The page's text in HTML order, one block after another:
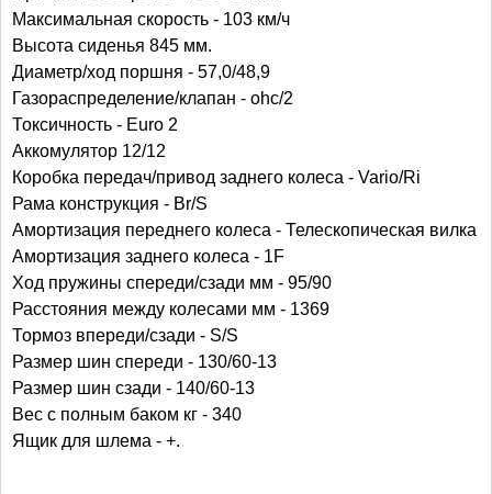
Максимальная скорость - 103 км/ч
Высота сиденья 845 мм.
Диаметр/ход поршня - 57,0/48,9
Газораспределение/клапан - ohc/2
Токсичность - Euro 2
Аккомулятор 12/12
Коробка передач/привод заднего колеса - Vario/Ri
Рама конструкция - Br/S
Амортизация переднего колеса - Телескопическая вилка
Амортизация заднего колеса - 1F
Ход пружины спереди/сзади мм - 95/90
Расстояния между колесами мм - 1369
Тормоз впереди/сзади - S/S
Размер шин спереди - 130/60-13
Размер шин сзади - 140/60-13
Вес с полным баком кг - 340
Ящик для шлема - +.